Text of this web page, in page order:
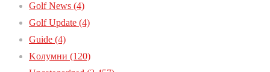
Golf News (4)
Golf Update (4)
Guide (4)
Kолумни (120)